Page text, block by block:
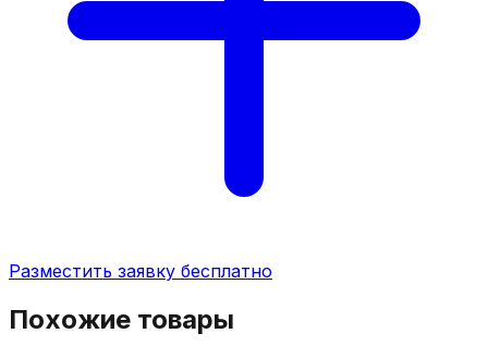
Разместить заявку бесплатно
Похожие товары